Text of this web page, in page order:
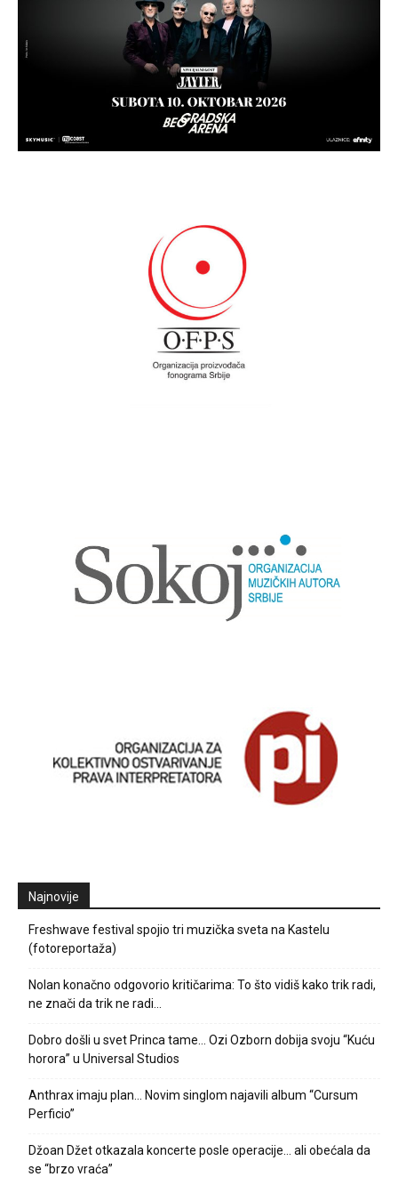
Najnovije
Freshwave festival spojio tri muzička sveta na Kastelu
(fotoreportaža)
Nolan konačno odgovorio kritičarima: To što vidiš kako trik radi,
ne znači da trik ne radi…
Dobro došli u svet Princa tame… Ozi Ozborn dobija svoju “Kuću
horora” u Universal Studios
Anthrax imaju plan… Novim singlom najavili album “Cursum
Perficio”
Džoan Džet otkazala koncerte posle operacije… ali obećala da
se “brzo vraća”